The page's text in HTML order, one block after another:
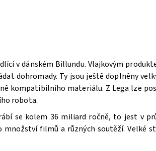
v dánském Billundu. Vlajkovým
dohromady. Ty jsou ještě doplněny
kompatibilního materiálu. Z Lega lze
robota.
se kolem 36 miliard ročně, to jest v
množství filmů a různých soutěží. Velké